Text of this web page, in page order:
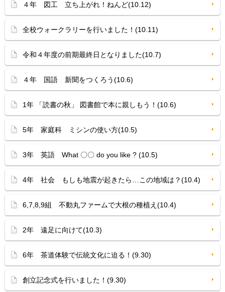
４年 図工 立ち上がれ！ねんど(10.12)
全校ウォークラリーを行いました！(10.11)
令和４年度の前期最終日となりました(10.7)
４年 国語 新聞をつくろう(10.6)
1年 「読書の秋」 図書館で本に親しもう！(10.6)
5年 家庭科 ミシンの使い方(10.5)
3年 英語 What 〇〇 do you like ? (10.5)
4年 社会 もしも地震が起きたら…この地域は？(10.4)
6,7,8,9組 不動丸ファームで大根の種植え(10.4)
2年 遠足に向けて(10.3)
6年 茶道体験で伝統文化に迫る！(9.30)
創立記念式を行いました！(9.30)